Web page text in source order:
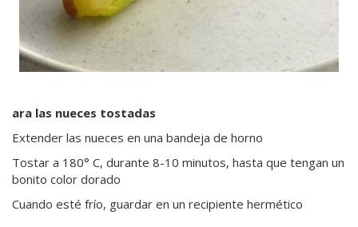
ara las nueces tostadas
Extender las nueces en una bandeja de horno
Tostar a 180° C, durante 8-10 minutos, hasta que tengan un
bonito color dorado
Cuando esté frío, guardar en un recipiente hermético